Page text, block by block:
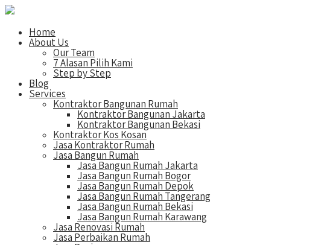
Home
About Us
Our Team
7 Alasan Pilih Kami
Step by Step
Blog
Services
Kontraktor Bangunan Rumah
Kontraktor Bangunan Jakarta
Kontraktor Bangunan Bekasi
Kontraktor Kos Kosan
Jasa Kontraktor Rumah
Jasa Bangun Rumah
Jasa Bangun Rumah Jakarta
Jasa Bangun Rumah Bogor
Jasa Bangun Rumah Depok
Jasa Bangun Rumah Tangerang
Jasa Bangun Rumah Bekasi
Jasa Bangun Rumah Karawang
Jasa Renovasi Rumah
Jasa Perbaikan Rumah